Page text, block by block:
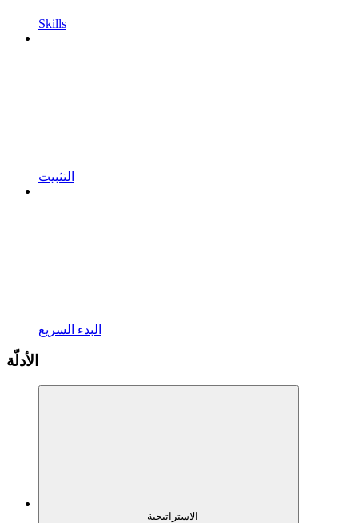
Skills
التثبيت
البدء السريع
الأدلّة
الاستراتيجية